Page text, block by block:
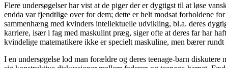
Flere undersøgelser har vist at de piger der er dygtigst til at løse
endda var fjendtlige over for dem; dette er helt modsat forholdene
sammenhæng med kvinders intellektuelle udvikling, bl.a. deres
karriere, især i fag med maskulint præg, siger ofte at deres far har
kvindelige matematikere ikke er specielt maskuline, men bærer
I en undersøgelse lod man forældre og deres teenage-barn